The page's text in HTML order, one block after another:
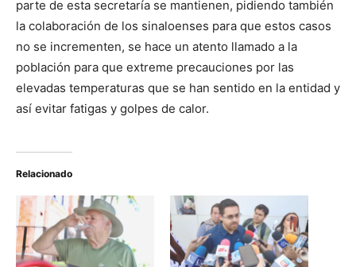
parte de esta secretaría se mantienen, pidiendo también
la colaboración de los sinaloenses para que estos casos
no se incrementen, se hace un atento llamado a la
población para que extreme precauciones por las
elevadas temperaturas que se han sentido en la entidad y
así evitar fatigas y golpes de calor.
Relacionado